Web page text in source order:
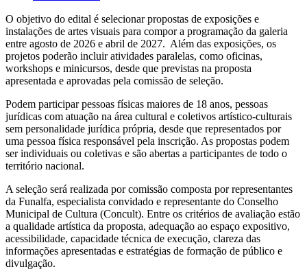
O objetivo do edital é selecionar propostas de exposições e
instalações de artes visuais para compor a programação da galeria
entre agosto de 2026 e abril de 2027. Além das exposições, os
projetos poderão incluir atividades paralelas, como oficinas,
workshops e minicursos, desde que previstas na proposta
apresentada e aprovadas pela comissão de seleção.
Podem participar pessoas físicas maiores de 18 anos, pessoas
jurídicas com atuação na área cultural e coletivos artístico-culturais
sem personalidade jurídica própria, desde que representados por
uma pessoa física responsável pela inscrição. As propostas podem
ser individuais ou coletivas e são abertas a participantes de todo o
território nacional.
A seleção será realizada por comissão composta por representantes
da Funalfa, especialista convidado e representante do Conselho
Municipal de Cultura (Concult). Entre os critérios de avaliação estão
a qualidade artística da proposta, adequação ao espaço expositivo,
acessibilidade, capacidade técnica de execução, clareza das
informações apresentadas e estratégias de formação de público e
divulgação.